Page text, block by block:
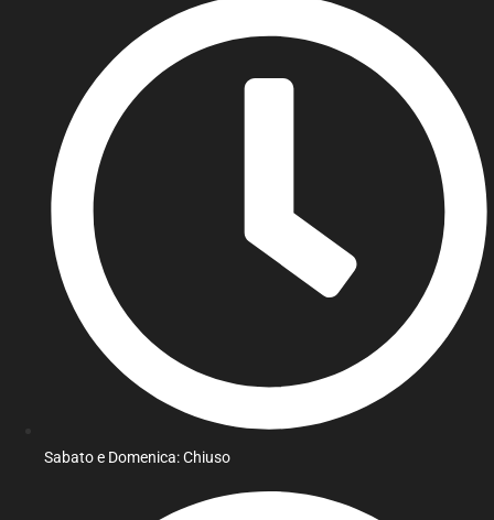
Sabato e Domenica: Chiuso